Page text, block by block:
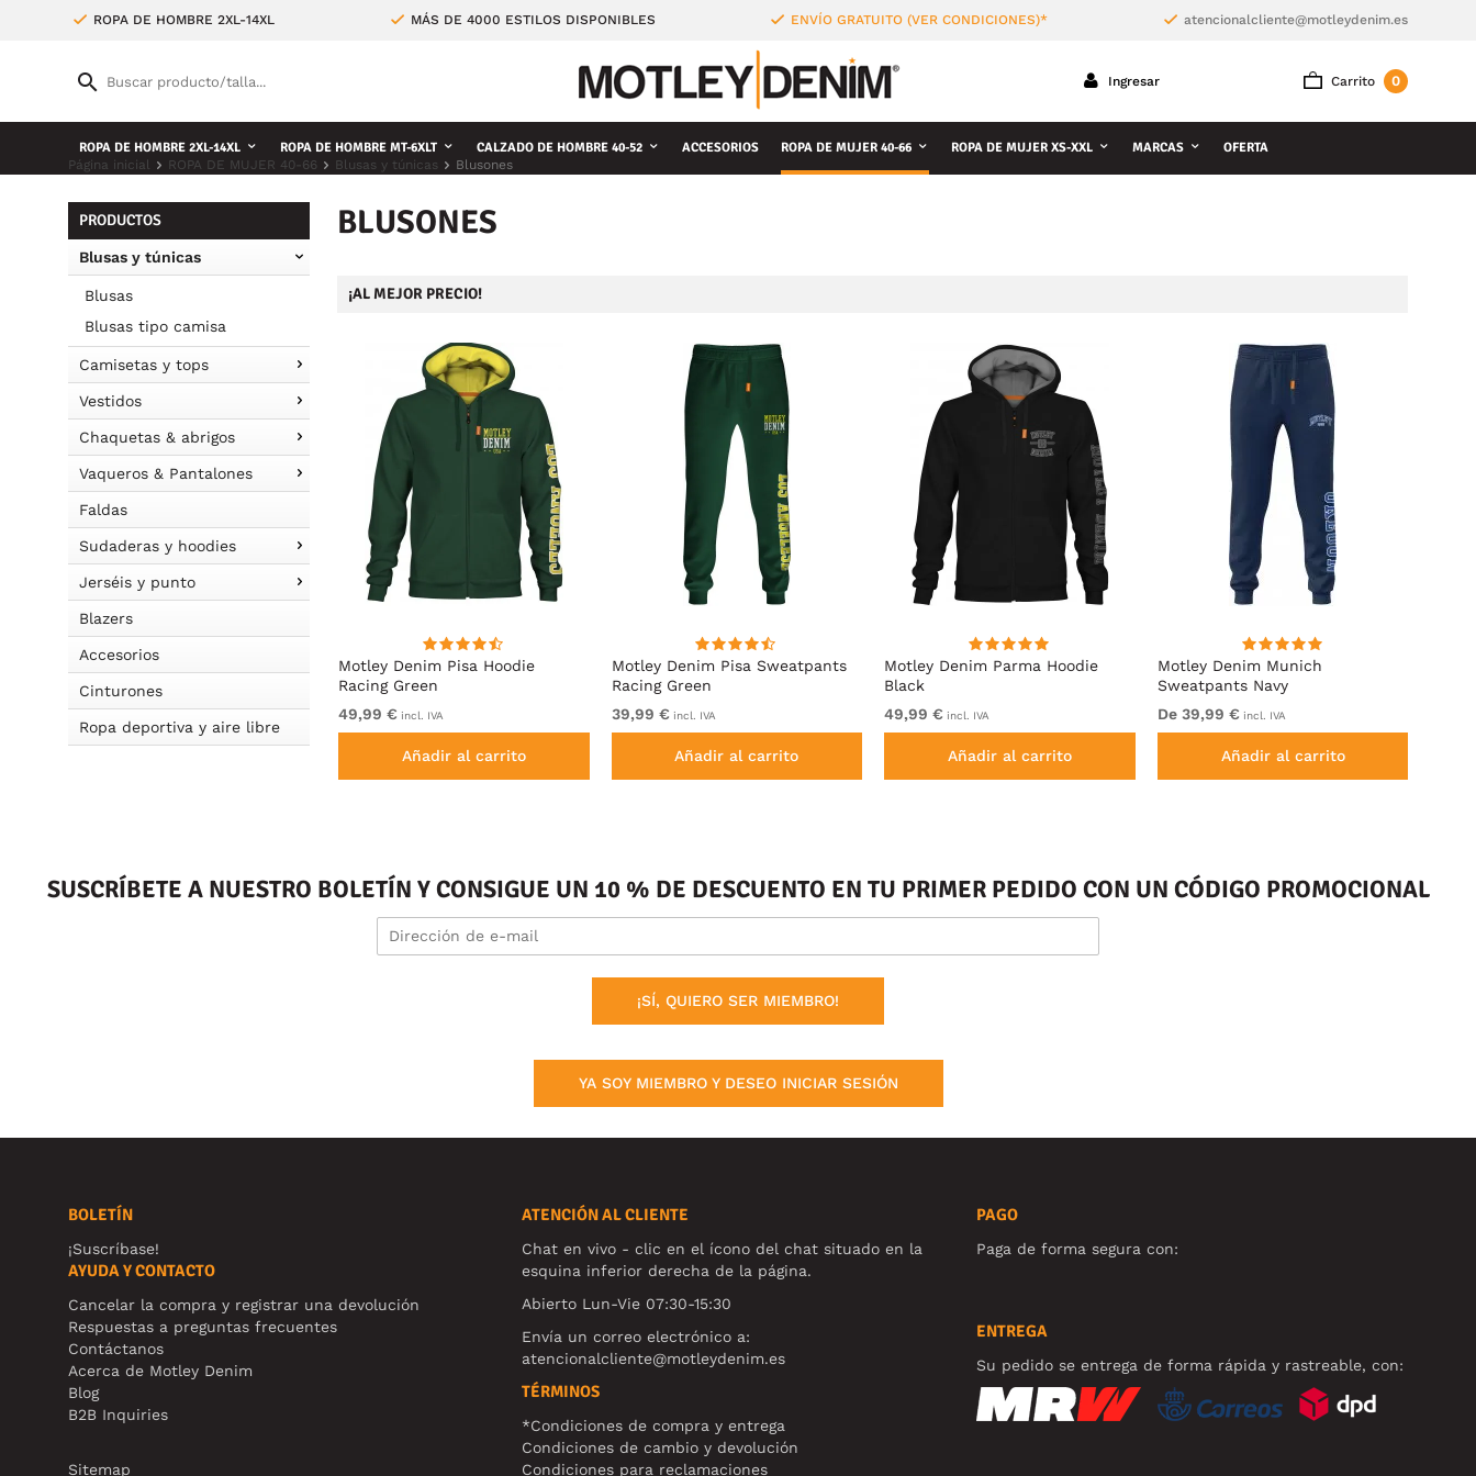
ROPA DE HOMBRE 2XL-14XL MÁS DE 4000 ESTILOS DISPONIBLES ENVÍO GRATUITO (VER CONDICIONES)* atencionalcliente@motleydenim.es
Carrito 0
Ingresar
ROPA DE HOMBRE 2XL-14XL ROPA DE HOMBRE MT-6XLT CALZADO DE HOMBRE 40-52 ACCESORIOS ROPA DE MUJER 40-66 ROPA DE MUJER XS-XXL MARCAS OFERTA
Página inicial ROPA DE MUJER 40-66 Blusas y túnicas Blusones
PRODUCTOS
Blusas y túnicas
Blusas
Blusas tipo camisa
Camisetas y tops
Vestidos
Chaquetas & abrigos
Vaqueros & Pantalones
Faldas
Sudaderas y hoodies
Jerséis y punto
Blazers
Accesorios
Cinturones
Ropa deportiva y aire libre
BLUSONES
¡AL MEJOR PRECIO!
Motley Denim Milan Camiseta
Antracita
De 19,99 €
Motley Denim Pisa Hoodie
Racing Green
49,99 € incl. IVA
Añadir al carrito
Motley Denim Pisa Sweatpants
Racing Green
39,99 € incl. IVA
Añadir al carrito
Motley Denim Parma Hoodie
Black
49,99 € incl. IVA
Añadir al carrito
Motley Denim Munich
Sweatpants Navy
De 39,99 € incl. IVA
Añadir al carrito
SUSCRÍBETE A NUESTRO BOLETÍN Y CONSIGUE UN 10 % DE DESCUENTO EN TU PRIMER PEDIDO CON UN CÓDIGO PROMOCIONAL
¡SÍ, QUIERO SER MIEMBRO!
YA SOY MIEMBRO Y DESEO INICIAR SESIÓN
BOLETÍN
¡Suscríbase!
AYUDA Y CONTACTO
Cancelar la compra y registrar una devolución
Respuestas a preguntas frecuentes
Contáctanos
Acerca de Motley Denim
Blog
B2B Inquiries
Sitemap
ATENCIÓN AL CLIENTE
Chat en vivo - clic en el ícono del chat situado en la
esquina inferior derecha de la página.
Abierto Lun-Vie 07:30-15:30
Envía un correo electrónico a:
atencionalcliente@motleydenim.es
TÉRMINOS
*Condiciones de compra y entrega
Condiciones de cambio y devolución
Condiciones para reclamaciones
PAGO
Paga de forma segura con:
ENTREGA
Su pedido se entrega de forma rápida y rastreable, con: